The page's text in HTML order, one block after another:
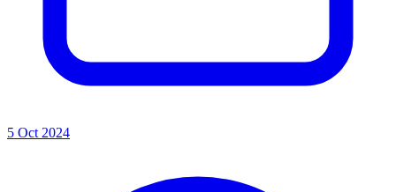
5 Oct 2024